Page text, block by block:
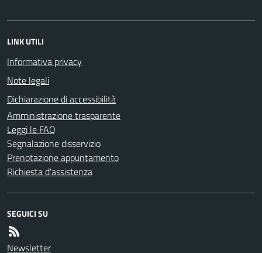
LINK UTILI
Informativa privacy
Note legali
Dichiarazione di accessibilità
Amministrazione trasparente
Leggi le FAQ
Segnalazione disservizio
Prenotazione appuntamento
Richiesta d'assistenza
SEGUICI SU
Newsletter